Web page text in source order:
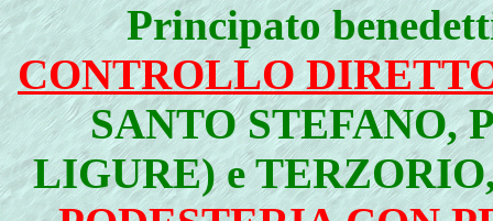
Principato
CONTROLLO
SANTO STEFANO,
LIGURE) e